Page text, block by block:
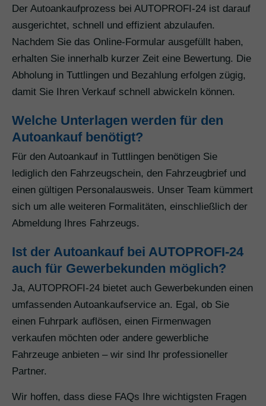
Der Autoankaufprozess bei AUTOPROFI-24 ist darauf
ausgerichtet, schnell und effizient abzulaufen.
Nachdem Sie das Online-Formular ausgefüllt haben,
erhalten Sie innerhalb kurzer Zeit eine Bewertung. Die
Abholung in Tuttlingen und Bezahlung erfolgen zügig,
damit Sie Ihren Verkauf schnell abwickeln können.
Welche Unterlagen werden für den
Autoankauf benötigt?
Für den Autoankauf in Tuttlingen benötigen Sie
lediglich den Fahrzeugschein, den Fahrzeugbrief und
einen gültigen Personalausweis. Unser Team kümmert
sich um alle weiteren Formalitäten, einschließlich der
Abmeldung Ihres Fahrzeugs.
Ist der Autoankauf bei AUTOPROFI-24
auch für Gewerbekunden möglich?
Ja, AUTOPROFI-24 bietet auch Gewerbekunden einen
umfassenden Autoankaufservice an. Egal, ob Sie
einen Fuhrpark auflösen, einen Firmenwagen
verkaufen möchten oder andere gewerbliche
Fahrzeuge anbieten – wir sind Ihr professioneller
Partner.
Wir hoffen, dass diese FAQs Ihre wichtigsten Fragen